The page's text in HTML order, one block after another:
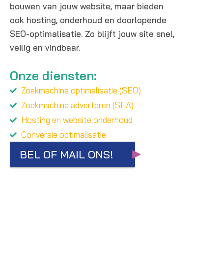
bouwen van jouw website, maar bieden
ook hosting, onderhoud en doorlopende
SEO-optimalisatie. Zo blijft jouw site snel,
veilig en vindbaar.
Onze diensten:
Zoekmachine optimalisatie (SEO)
Zoekmachine adverteren (SEA)
Hosting en website onderhoud
Conversie optimalisatie
BEL OF MAIL ONS!